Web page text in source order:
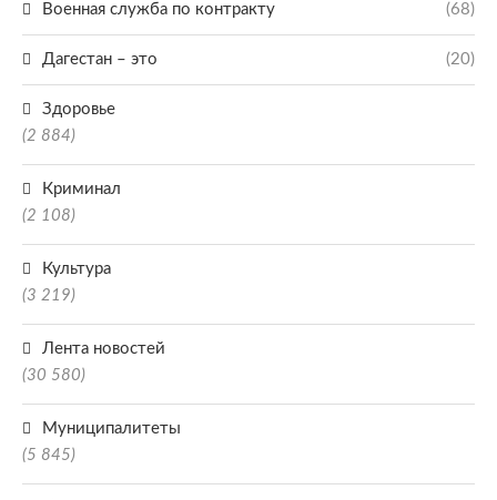
Военная служба по контракту (68)
Дагестан – это (20)
Здоровье
(2 884)
Криминал
(2 108)
Культура
(3 219)
Лента новостей
(30 580)
Муниципалитеты
(5 845)